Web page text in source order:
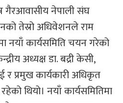
गैरआवासीय नेपाली संघ
तेस्रो अधिवेशनले राम
नयाँ कार्यसमिति चयन गरेको
अध्यक्ष डा. बद्री केसी,
र प्रमुख कार्यकारी अधिकृत
थियो। नयाँ कार्यसमितिमा